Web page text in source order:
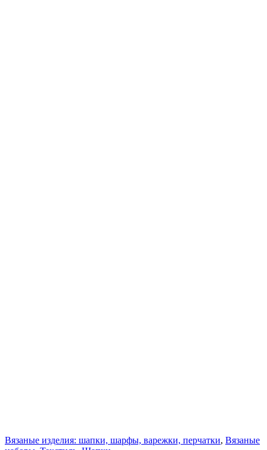
Вязаные изделия: шапки, шарфы, варежки, перчатки, Вязаные